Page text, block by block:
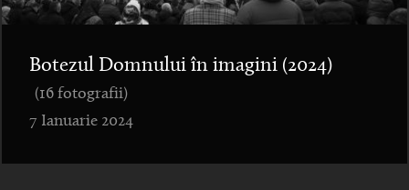
Botezul Domnului în imagini (2024)
(16 fotografii)
7 Ianuarie 2024